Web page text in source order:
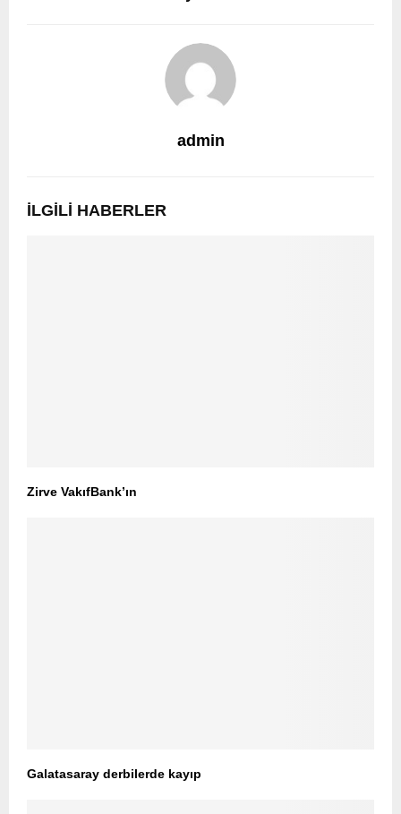
admin
İLGILI HABERLER
Zirve VakıfBank’ın
Galatasaray derbilerde kayıp